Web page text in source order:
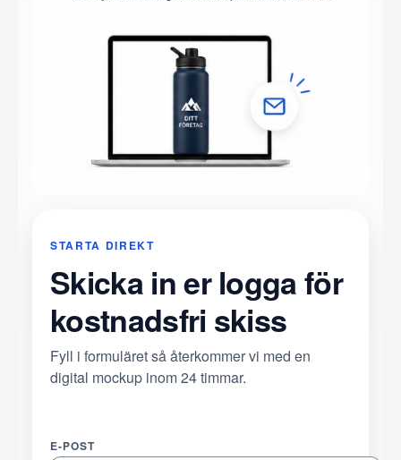
STARTA DIREKT
Skicka in er logga för
kostnadsfri skiss
Fyll i formuläret så återkommer vi med en
digital mockup inom 24 timmar.
E-POST